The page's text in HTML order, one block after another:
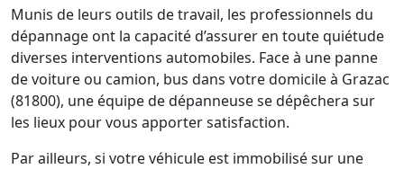
Munis de leurs outils de travail, les professionnels du
dépannage ont la capacité d’assurer en toute quiétude
diverses interventions automobiles. Face à une panne
de voiture ou camion, bus dans votre domicile à Grazac
(81800), une équipe de dépanneuse se dépêchera sur
les lieux pour vous apporter satisfaction.
Par ailleurs, si votre véhicule est immobilisé sur une